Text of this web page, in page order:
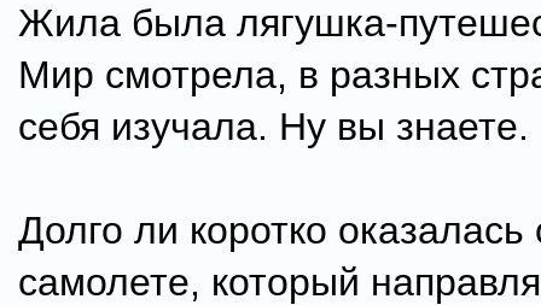
Жила была лягушка-
Мир смотрела, в разных
себя изучала. Ну вы знаете.
Долго ли коротко оказалась
самолете, который